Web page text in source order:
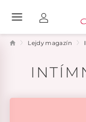
Lejdy magazín